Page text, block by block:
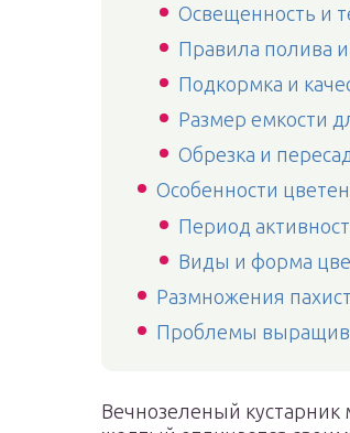
Освещенность и
Правила полива
Подкормка и
Размер емкости
Обрезка и
Особенности
Период
Виды и форма
Размножения
Проблемы
Вечнозеленый